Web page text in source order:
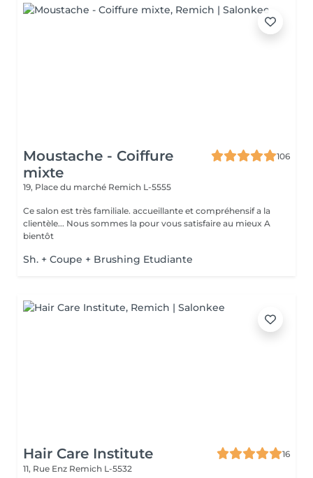
Moustache - Coiffure
mixte
106
19, Place du marché Remich L-5555
Ce salon est très familiale. accueillante et compréhensif a la
clientèle... Nous sommes la pour vous satisfaire au mieux A
bientôt
Sh. + Coupe + Brushing Etudiante
Hair Care Institute
16
11, Rue Enz Remich L-5532